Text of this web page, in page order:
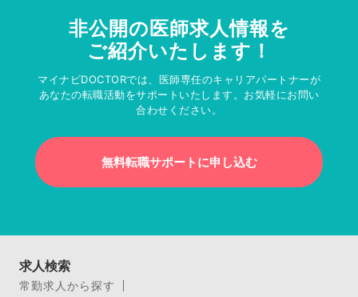
非公開の医師求人情報を
ご紹介いたします！
マイナビDOCTORでは、医師専任のキャリアパートナーが
あなたの転職活動をサポートいたします。お気軽にお問い
合わせください。
無料転職サポートに申し込む
求人検索
常勤求人から探す